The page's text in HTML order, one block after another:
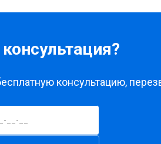
консультацию,